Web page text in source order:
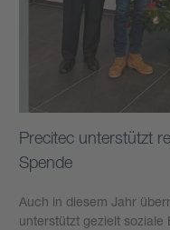
Precitec unterstützt
Spende
Auch in diesem Jahr
unterstützt gezielt